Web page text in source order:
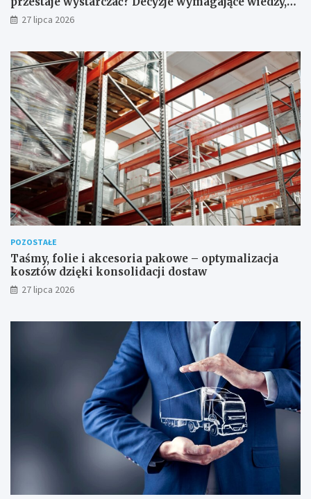
której nie zastąpi internet
27 lipca 2026
POZOSTAŁE
Taśmy, folie i akcesoria pakowe – optymalizacja
kosztów dzięki konsolidacji dostaw
27 lipca 2026